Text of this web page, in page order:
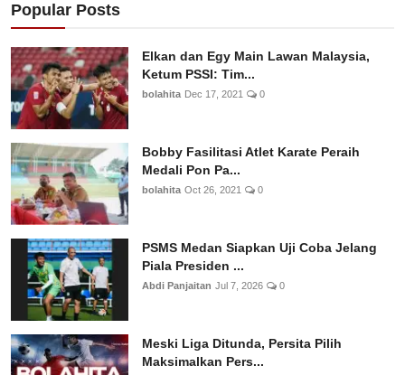
Popular Posts
Elkan dan Egy Main Lawan Malaysia,
Ketum PSSI: Tim...
bolahita Dec 17, 2021 0
Bobby Fasilitasi Atlet Karate Peraih
Medali Pon Pa...
bolahita Oct 26, 2021 0
PSMS Medan Siapkan Uji Coba Jelang
Piala Presiden ...
Abdi Panjaitan Jul 7, 2026 0
Meski Liga Ditunda, Persita Pilih
Maksimalkan Pers...